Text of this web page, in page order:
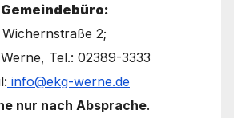
Gemeindebüro:
Wichernstraße 2;
Tel.: 02389-3333
info@ekg-werne.de
nur nach Absprache.